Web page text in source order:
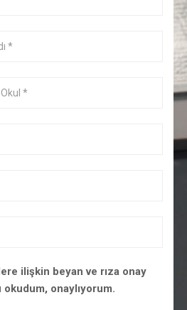
ilişkin beyan ve rıza onay
onaylıyorum.